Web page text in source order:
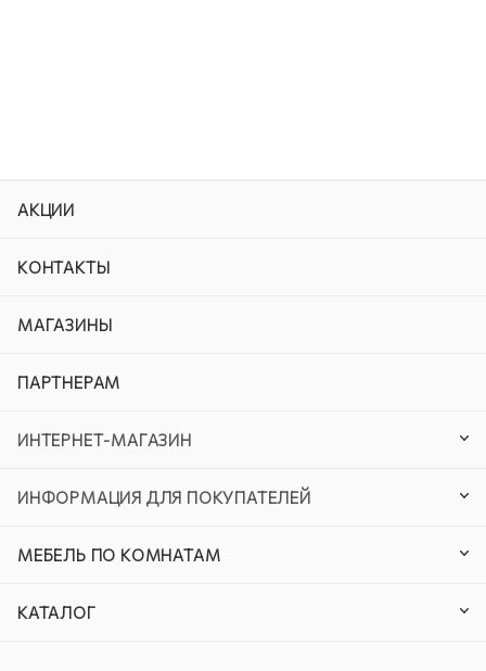
АКЦИИ
КОНТАКТЫ
МАГАЗИНЫ
ПАРТНЕРАМ
ИНТЕРНЕТ-МАГАЗИН
ИНФОРМАЦИЯ ДЛЯ ПОКУПАТЕЛЕЙ
МЕБЕЛЬ ПО КОМНАТАМ
КАТАЛОГ